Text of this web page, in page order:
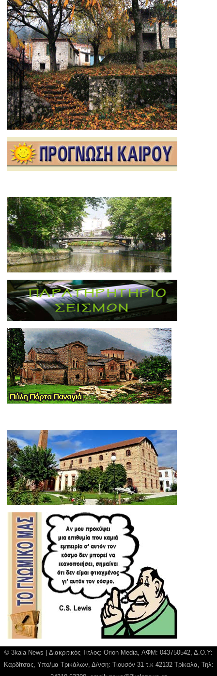
© 3kala News | Διακριτικός Τίτλος: Orion Media, ΑΦΜ: 043750542, Δ.Ο.Υ:
Καρδίτσας, Υπο/μα Τρικάλων, Δ/νση: Τιουσόν 31 τ.κ 42132 Τρίκαλα, Τηλ: